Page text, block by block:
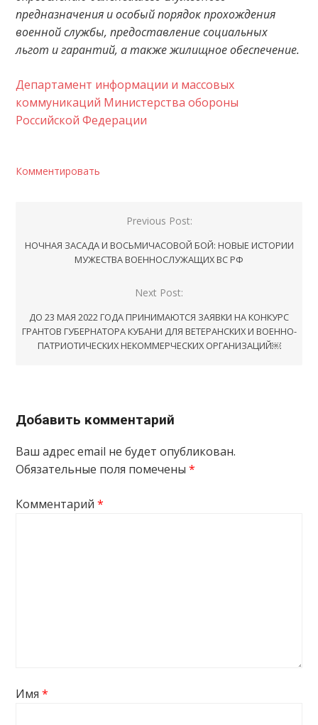
предназначения и особый порядок прохождения
военной службы, предоставление социальных
льгот и гарантий, а также жилищное обеспечение.
Департамент информации и массовых
коммуникаций Министерства обороны
Российской Федерации
Комментировать
по
записям
Previous Post:
НОЧНАЯ ЗАСАДА И ВОСЬМИЧАСОВОЙ БОЙ: НОВЫЕ ИСТОРИИ
МУЖЕСТВА ВОЕННОСЛУЖАЩИХ ВС РФ
Next Post:
ДО 23 МАЯ 2022 ГОДА ПРИНИМАЮТСЯ ЗАЯВКИ НА КОНКУРС
ГРАНТОВ ГУБЕРНАТОРА КУБАНИ ДЛЯ ВЕТЕРАНСКИХ И ВОЕННО-
ПАТРИОТИЧЕСКИХ НЕКОММЕРЧЕСКИХ ОРГАНИЗАЦИЙ￼
Добавить комментарий
Ваш адрес email не будет опубликован.
Обязательные поля помечены*
Комментарий*
Имя*